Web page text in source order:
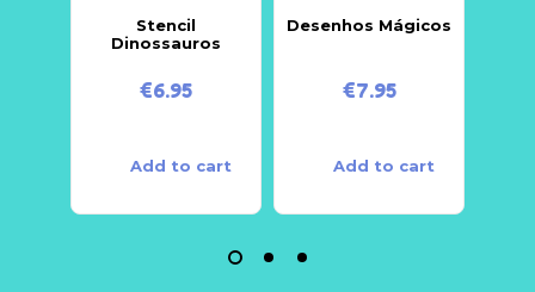
Stencil
Dinossauros
€6.95
Add to cart
Desenhos Mágicos
€7.95
Add to cart